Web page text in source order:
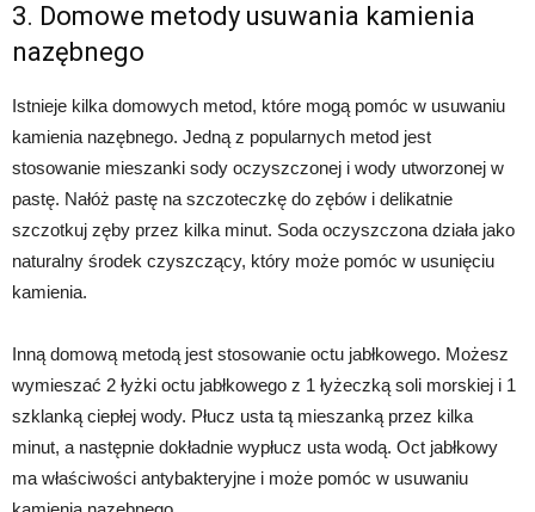
3. Domowe metody usuwania kamienia
nazębnego
Istnieje kilka domowych metod, które mogą pomóc w usuwaniu
kamienia nazębnego. Jedną z popularnych metod jest
stosowanie mieszanki sody oczyszczonej i wody utworzonej w
pastę. Nałóż pastę na szczoteczkę do zębów i delikatnie
szczotkuj zęby przez kilka minut. Soda oczyszczona działa jako
naturalny środek czyszczący, który może pomóc w usunięciu
kamienia.
Inną domową metodą jest stosowanie octu jabłkowego. Możesz
wymieszać 2 łyżki octu jabłkowego z 1 łyżeczką soli morskiej i 1
szklanką ciepłej wody. Płucz usta tą mieszanką przez kilka
minut, a następnie dokładnie wypłucz usta wodą. Oct jabłkowy
ma właściwości antybakteryjne i może pomóc w usuwaniu